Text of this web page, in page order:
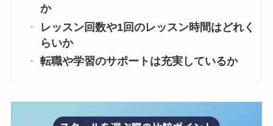
か
レッスン回数や1回のレッスン時間はどれく
らいか
転職や学習のサポートは充実しているか